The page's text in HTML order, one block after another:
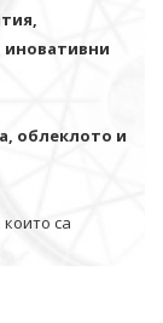
иновативни
облеклото и
които са